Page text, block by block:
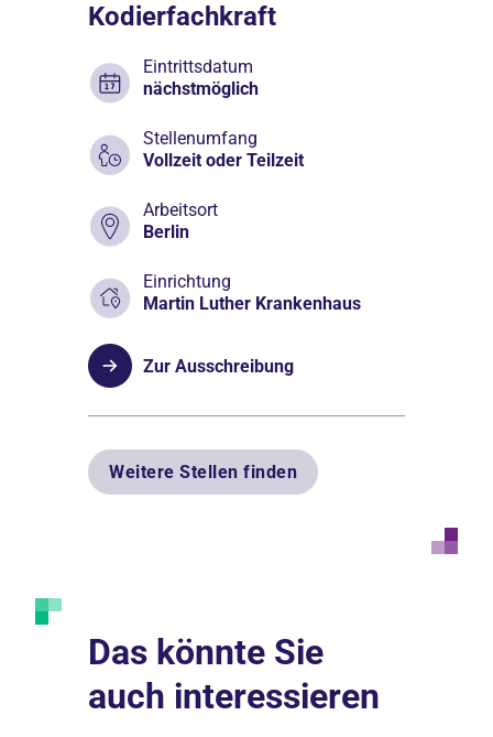
Kodierfachkraft
Eintrittsdatum
nächstmöglich
Stellenumfang
Vollzeit oder Teilzeit
Arbeitsort
Berlin
Einrichtung
Martin Luther Krankenhaus
Zur Ausschreibung
Weitere Stellen finden
Das könnte Sie
auch interessieren